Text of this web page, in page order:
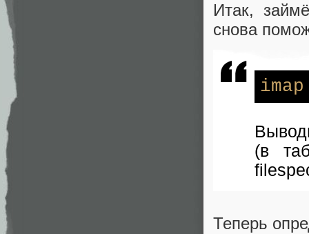
Итак,
снова
imap
(в
Теперь